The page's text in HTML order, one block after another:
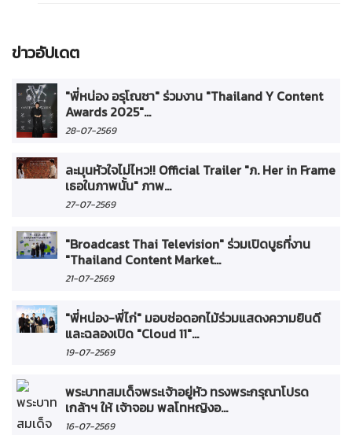
ข่าวอัปเดต
"พี่หน่อง อรุโณชา" ร่วมงาน "Thailand Y Content
Awards 2025"...
28-07-2569
ละมุนหัวใจไม่ไหว!! Official Trailer "ภ. Her in Frame
เธอในภาพนั้น" ภาพ...
27-07-2569
"Broadcast Thai Television" ร่วมเปิดบูธที่งาน
"Thailand Content Market...
21-07-2569
"พี่หน่อง-พี่ไก่" มอบช่อดอกไม้ร่วมแสดงความยินดี
และฉลองเปิด "Cloud 11"...
19-07-2569
พระบาทสมเด็จพระเจ้าอยู่หัว ทรงพระกรุณาโปรด
เกล้าฯ ให้ เจ้าจอม พลโทหญิงอ...
16-07-2569